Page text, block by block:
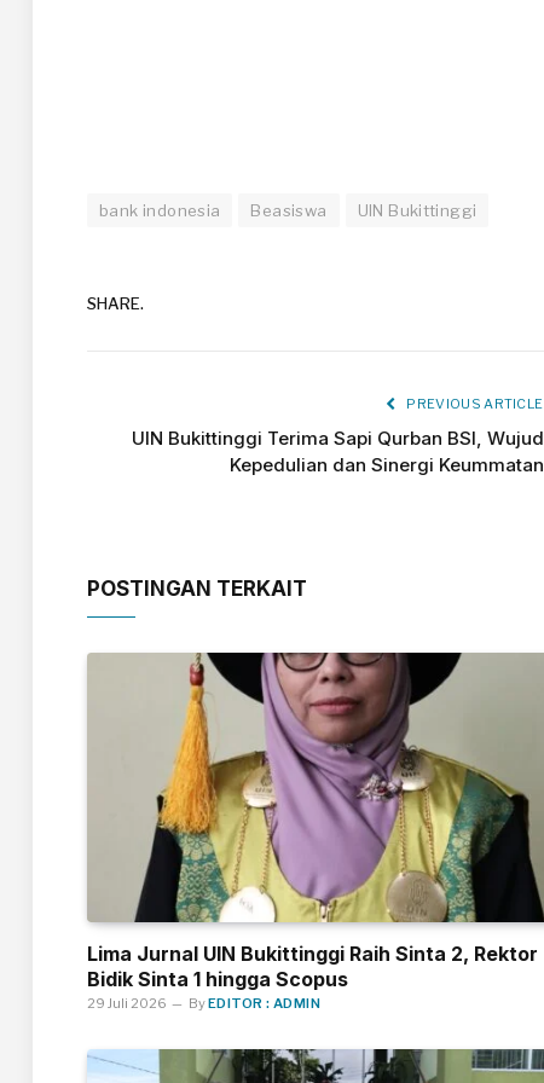
bank indonesia Beasiswa UIN Bukittinggi
SHARE.
PREVIOUS ARTICLE
UIN Bukittinggi Terima Sapi Qurban BSI, Wujud
Kepedulian dan Sinergi Keummatan
POSTINGAN TERKAIT
Lima Jurnal UIN Bukittinggi Raih Sinta 2, Rektor
Bidik Sinta 1 hingga Scopus
29 Juli 2026 ByEDITOR : ADMIN